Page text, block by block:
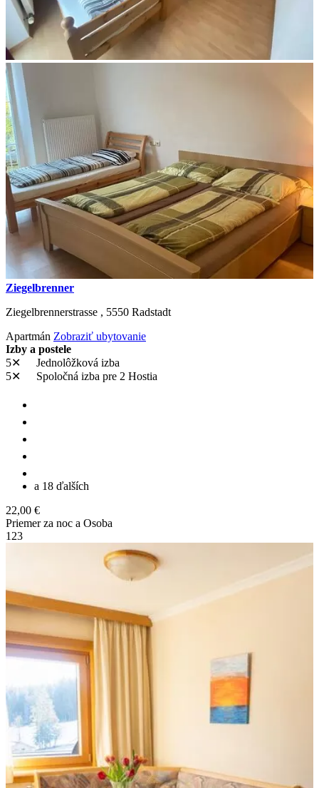
Ziegelbrenner
Ziegelbrennerstrasse , 5550 Radstadt
Apartmán Zobraziť ubytovanie
Izby a postele
5✕
Jednolôžková izba
5✕
Spoločná izba pre 2 Hostia
a 18 ďalších
22,00 €
Priemer za noc a Osoba
1 23